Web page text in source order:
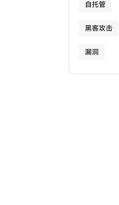
自托管
黑客攻击
漏洞